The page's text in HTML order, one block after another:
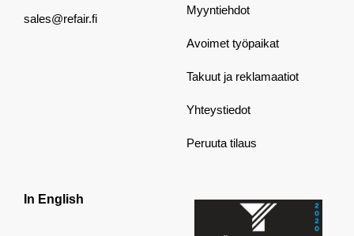
sales@refair.fi
Myyntiehdot
Avoimet työpaikat
Takuut ja reklamaatiot
Yhteystiedot
Peruuta tilaus
In English